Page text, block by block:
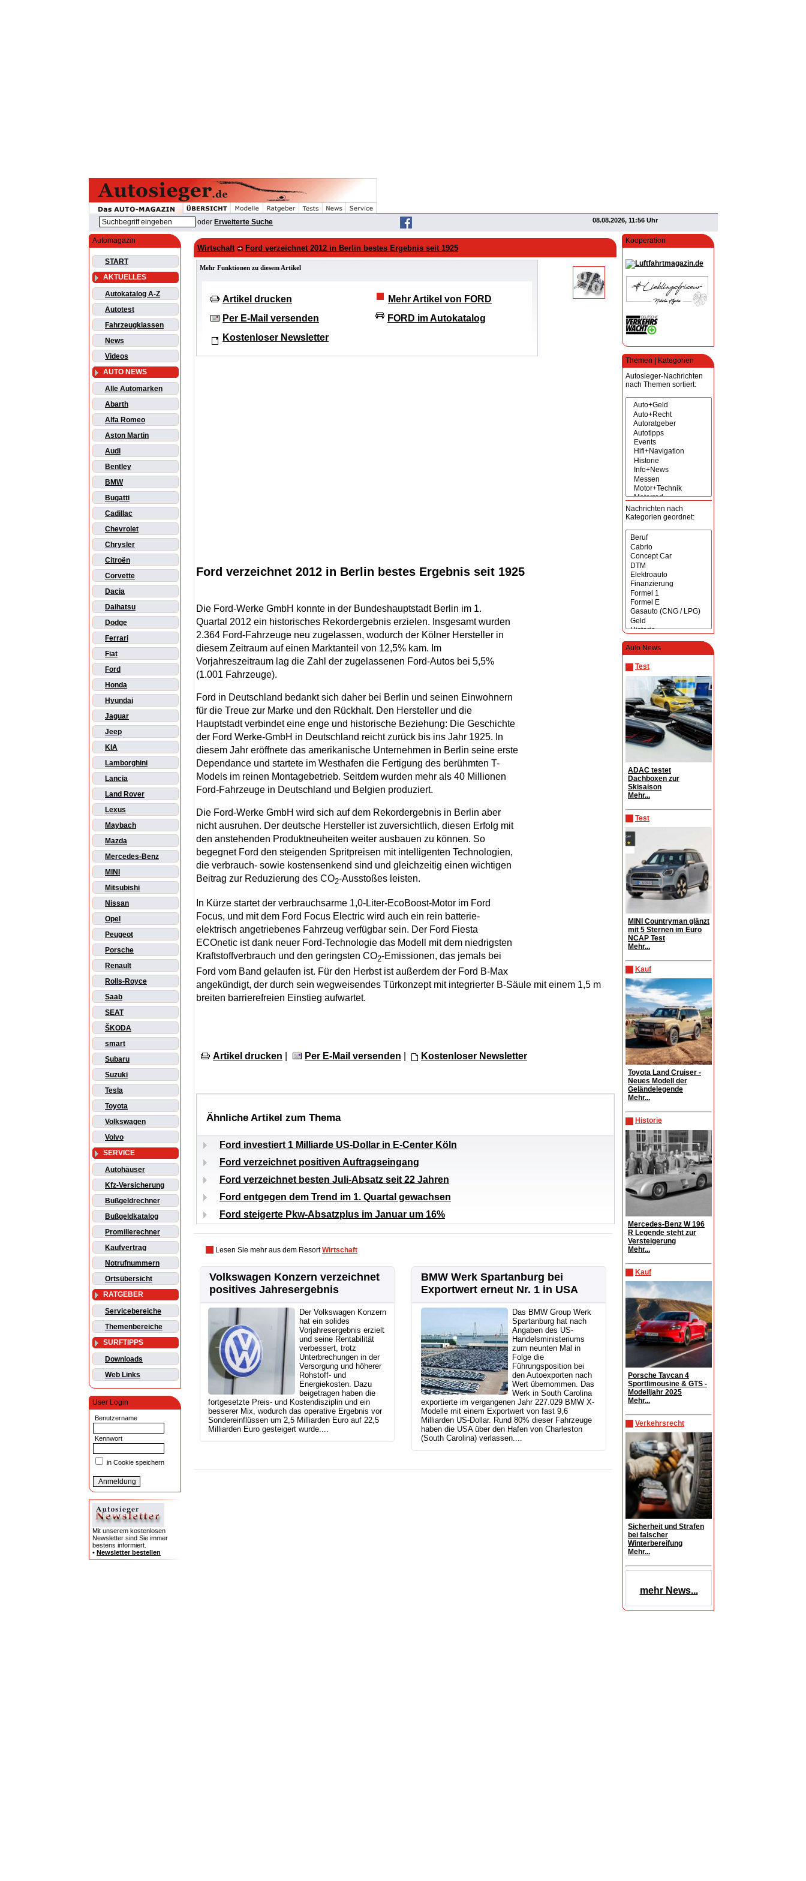
oder Erweiterte Suche 08.08.2026, 11:56 Uhr
Automagazin
START
AKTUELLES
Autokatalog A-Z
Autotest
Fahrzeugklassen
News
Videos
AUTO NEWS
Alle Automarken
Abarth
Alfa Romeo
Aston Martin
Audi
Bentley
BMW
Bugatti
Cadillac
Chevrolet
Chrysler
Citroën
Corvette
Dacia
Daihatsu
Dodge
Ferrari
Fiat
Ford
Honda
Hyundai
Jaguar
Jeep
KIA
Lamborghini
Lancia
Land Rover
Lexus
Maybach
Mazda
Mercedes-Benz
MINI
Mitsubishi
Nissan
Opel
Peugeot
Porsche
Renault
Rolls-Royce
Saab
SEAT
ŠKODA
smart
Subaru
Suzuki
Tesla
Toyota
Volkswagen
Volvo
SERVICE
Autohäuser
Kfz-Versicherung
Bußgeldrechner
Bußgeldkatalog
Promillerechner
Kaufvertrag
Notrufnummern
Ortsübersicht
RATGEBER
Servicebereiche
Themenbereiche
SURFTIPPS
Downloads
Web Links
User Login
Benutzername
Kennwort
in Cookie speichern
Mit unserem kostenlosen
Newsletter sind Sie immer
bestens informiert.
• Newsletter bestellen
Kooperation
Themen | Kategorien
Autosieger-Nachrichten
nach Themen sortiert:
Nachrichten nach
Kategorien geordnet:
Auto News
Test
ADAC testet
Dachboxen zur
Skisaison
Mehr...
Test
MINI Countryman glänzt
mit 5 Sternen im Euro
NCAP Test
Mehr...
Kauf
Toyota Land Cruiser -
Neues Modell der
Geländelegende
Mehr...
Historie
Mercedes-Benz W 196
R Legende steht zur
Versteigerung
Mehr...
Kauf
Porsche Taycan 4
Sportlimousine & GTS -
Modelljahr 2025
Mehr...
Verkehrsrecht
Sicherheit und Strafen
bei falscher
Winterbereifung
Mehr...
mehr News...
Wirtschaft Ford verzeichnet 2012 in Berlin bestes Ergebnis seit 1925
Mehr Funktionen zu diesem Artikel
Artikel drucken
Per E-Mail versenden
Kostenloser Newsletter
Mehr Artikel von FORD
FORD im Autokatalog
Ford verzeichnet 2012 in Berlin bestes Ergebnis seit 1925
Die Ford-Werke GmbH konnte in der Bundeshauptstadt Berlin im 1.
Quartal 2012 ein historisches Rekordergebnis erzielen. Insgesamt wurden
2.364 Ford-Fahrzeuge neu zugelassen, wodurch der Kölner Hersteller in
diesem Zeitraum auf einen Marktanteil von 12,5% kam. Im
Vorjahreszeitraum lag die Zahl der zugelassenen Ford-Autos bei 5,5%
(1.001 Fahrzeuge).
Ford in Deutschland bedankt sich daher bei Berlin und seinen Einwohnern
für die Treue zur Marke und den Rückhalt. Den Hersteller und die
Hauptstadt verbindet eine enge und historische Beziehung: Die Geschichte
der Ford Werke-GmbH in Deutschland reicht zurück bis ins Jahr 1925. In
diesem Jahr eröffnete das amerikanische Unternehmen in Berlin seine erste
Dependance und startete im Westhafen die Fertigung des berühmten T-
Models im reinen Montagebetrieb. Seitdem wurden mehr als 40 Millionen
Ford-Fahrzeuge in Deutschland und Belgien produziert.
Die Ford-Werke GmbH wird sich auf dem Rekordergebnis in Berlin aber
nicht ausruhen. Der deutsche Hersteller ist zuversichtlich, diesen Erfolg mit
den anstehenden Produktneuheiten weiter ausbauen zu können. So
begegnet Ford den steigenden Spritpreisen mit intelligenten Technologien,
die verbrauch- sowie kostensenkend sind und gleichzeitig einen wichtigen
Beitrag zur Reduzierung des CO2-Ausstoßes leisten.
In Kürze startet der verbrauchsarme 1,0-Liter-EcoBoost-Motor im Ford
Focus, und mit dem Ford Focus Electric wird auch ein rein batterie-
elektrisch angetriebenes Fahrzeug verfügbar sein. Der Ford Fiesta
ECOnetic ist dank neuer Ford-Technologie das Modell mit dem niedrigsten
Kraftstoffverbrauch und den geringsten CO2-Emissionen, das jemals bei
Ford vom Band gelaufen ist. Für den Herbst ist außerdem der Ford B-Max
angekündigt, der durch sein wegweisendes Türkonzept mit integrierter B-Säule mit einem 1,5 m
breiten barrierefreien Einstieg aufwartet.
Artikel drucken Per E-Mail versenden Kostenloser Newsletter
Ähnliche Artikel zum Thema
Ford investiert 1 Milliarde US-Dollar in E-Center Köln
Ford verzeichnet positiven Auftragseingang
Ford verzeichnet besten Juli-Absatz seit 22 Jahren
Ford entgegen dem Trend im 1. Quartal gewachsen
Ford steigerte Pkw-Absatzplus im Januar um 16%
Lesen Sie mehr aus dem ResortWirtschaft
Volkswagen Konzern verzeichnet
positives Jahresergebnis
Der Volkswagen Konzern
hat ein solides
Vorjahresergebnis erzielt
und seine Rentabilität
verbessert, trotz
Unterbrechungen in der
Versorgung und höherer
Rohstoff- und
Energiekosten. Dazu
beigetragen haben die
fortgesetzte Preis- und Kostendisziplin und ein
besserer Mix, wodurch das operative Ergebnis vor
Sondereinflüssen um 2,5 Milliarden Euro auf 22,5
Milliarden Euro gesteigert wurde....
BMW Werk Spartanburg bei
Exportwert erneut Nr. 1 in USA
Das BMW Group Werk
Spartanburg hat nach
Angaben des US-
Handelsministeriums
zum neunten Mal in
Folge die
Führungsposition bei
den Autoexporten nach
Wert übernommen. Das
Werk in South Carolina
exportierte im vergangenen Jahr 227.029 BMW X-
Modelle mit einem Exportwert von fast 9,6
Milliarden US-Dollar. Rund 80% dieser Fahrzeuge
haben die USA über den Hafen von Charleston
(South Carolina) verlassen....